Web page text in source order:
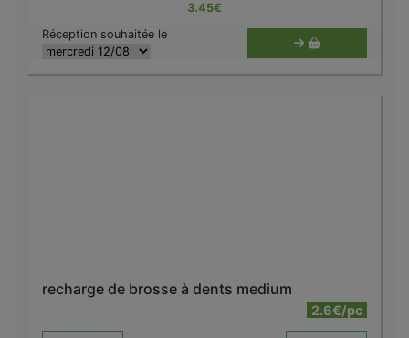
3.45€
Réception souhaitée le
recharge de brosse à dents medium
2.6€/pc